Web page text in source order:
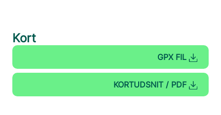
Kort
GPX FIL
KORTUDSNIT / PDF